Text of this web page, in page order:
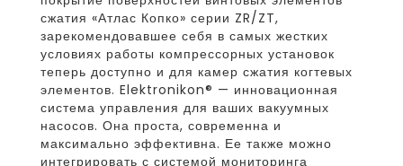
сжатия «Атлас Копко» серии ZR/ZT,
зарекомендовавшее себя в самых жестких
условиях работы компрессорных установок
теперь доступно и для камер сжатия когтевых
элементов. Elektronikon® — инновационная
система управления для ваших вакуумных
насосов. Она проста, современна и
максимально эффективна. Ее также можно
интегрировать с системой мониторинга